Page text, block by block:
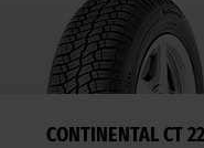
CONTINENTAL CT 22